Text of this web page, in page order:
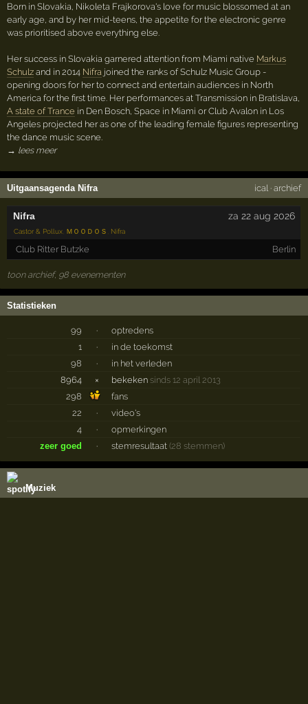
Born in Slovakia, Nikoleta Frajkorova's love for music blossomed at an
early age, and by her mid-teens, the appetite for the electronic genre
was prioritised above everything else.
Her success in Slovakia garnered attention from Miami native Markus
Schulz and in 2014 Nifra joined the ranks of Schulz Music Group -
opening doors for her to connect and entertain audiences in North
America for the first time. Her performances at Transmission in Bratislava,
A state of Trance in Den Bosch, Space in Miami or Club Avalon in Los
Angeles projected her as one of the leading female figures representing
the dance music scene.
→ lees meer
Uitgaansagenda Nifra ical· archief
Nifra za 22 aug 2026
Castor & Pollux ＭＯＯＤＯＳ Nifra
Club Ritter Butzke Berlin
toon archief, 98 evenementen
Statistieken
99 ·
optredens
1
·
in de toekomst
98
·
in het verleden
8964
× bekeken sinds 12 april 2013
298
fans
22
·
video's
4
·
opmerkingen
zeer goed
· stemresultaat (28 stemmen)
Muziek